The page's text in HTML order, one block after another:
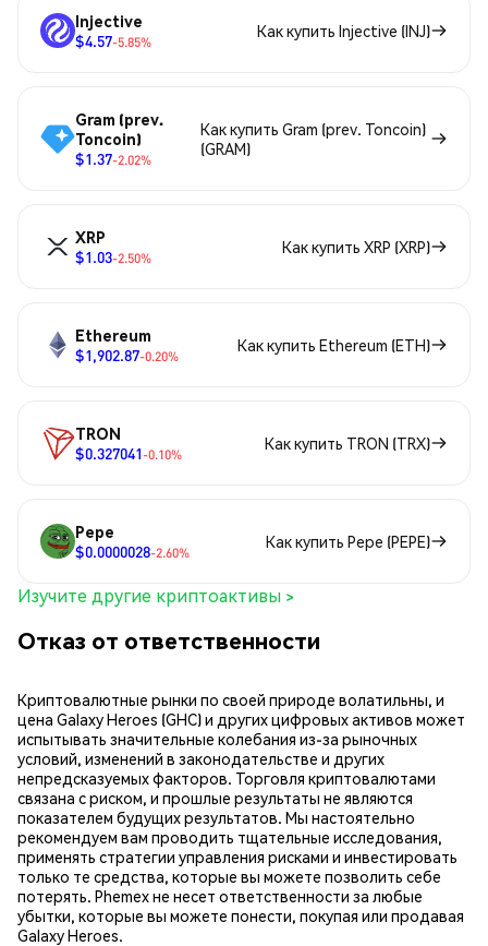
Injective
$4.57-5.85%
Как купить Injective (INJ)
Gram (prev.
Toncoin)
$1.37-2.02%
Как купить Gram (prev. Toncoin)
(GRAM)
XRP
$1.03-2.50%
Как купить XRP (XRP)
Ethereum
$1,902.87-0.20%
Как купить Ethereum (ETH)
TRON
$0.327041-0.10%
Как купить TRON (TRX)
Pepe
$0.0000028-2.60%
Как купить Pepe (PEPE)
Изучите другие криптоактивы >
Отказ от ответственности
Криптовалютные рынки по своей природе волатильны, и
цена Galaxy Heroes (GHC) и других цифровых активов может
испытывать значительные колебания из-за рыночных
условий, изменений в законодательстве и других
непредсказуемых факторов. Торговля криптовалютами
связана с риском, и прошлые результаты не являются
показателем будущих результатов. Мы настоятельно
рекомендуем вам проводить тщательные исследования,
применять стратегии управления рисками и инвестировать
только те средства, которые вы можете позволить себе
потерять. Phemex не несет ответственности за любые
убытки, которые вы можете понести, покупая или продавая
Galaxy Heroes.